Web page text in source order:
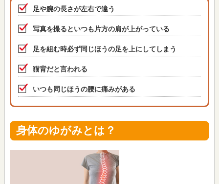
足や腕の長さが左右で違う
写真を撮るといつも片方の肩が上がっている
足を組む時必ず同じほうの足を上にしてしまう
猫背だと言われる
いつも同じほうの腰に痛みがある
身体のゆがみとは？